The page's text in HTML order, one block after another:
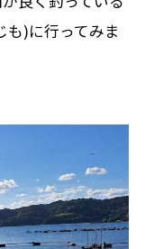
)に行ってみま